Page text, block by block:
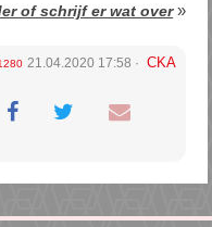
of schrijf er wat over»
21.04.2020 17:58 CKA